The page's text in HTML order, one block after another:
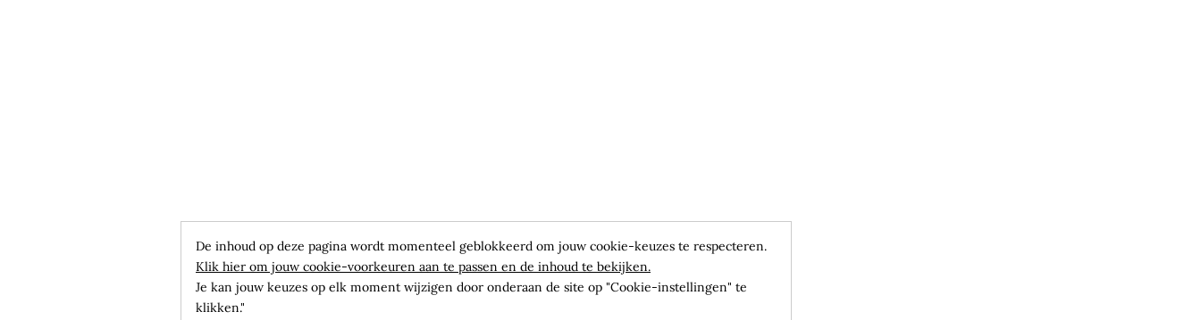
De inhoud op deze pagina wordt momenteel geblokkeerd om jouw cookie-keuzes te respecteren.
Klik hier om jouw cookie-voorkeuren aan te passen en de inhoud te bekijken.
Je kan jouw keuzes op elk moment wijzigen door onderaan de site op "Cookie-instellingen" te
klikken."